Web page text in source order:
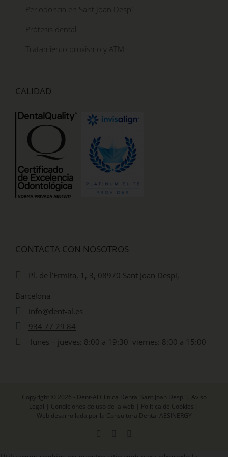
Periodoncia en Sant Joan Despí
Prótesis dental
Tratamiento bruxismo y ATM
CALIDAD
CONTACTA CON NOSOTROS
Pl. de l’Ermita, 1, 3, 08970 Sant Joan Despí,
Barcelona
info@dent-al.es
934 77 29 84
lunes – jueves: 8:00 a 19:30 viernes: 8:00 a 15:00
Copyright © 2026 - Dent-Al Clínica Dental Sant Joan Despí | Aviso
Legal
Condiciones de uso de la web Política de Cookies
Web desarrollada por la Consultora Dental AESINERGY